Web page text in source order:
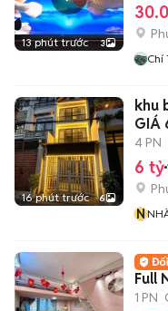
13 phút trước 3
Chí
16 phút trước 6
khu
GIÁ
4 PN
6 tỷ
N
Full
1 PN